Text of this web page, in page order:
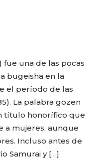
fue una de las pocas
bugeisha en la
el período de las
La palabra gozen
título honorífico que
a mujeres, aunque
Incluso antes de
Samurai y […]